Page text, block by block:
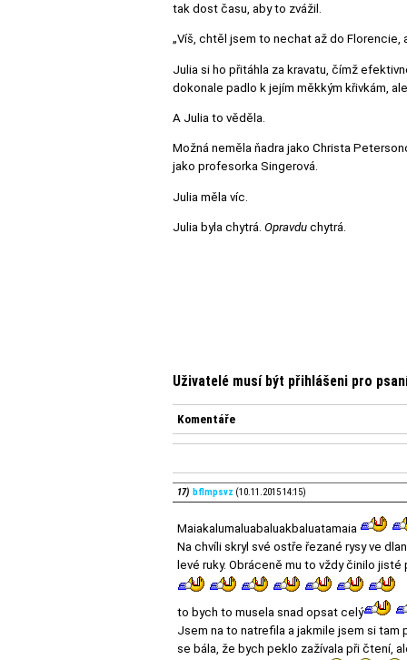
tak dost času, aby to zvážil.
„Víš, chtěl jsem to nechat až do Florencie,
Julia si ho přitáhla za kravatu, čímž
dokonale padlo k jejím měkkým křivkám,
A Julia to věděla.
Možná neměla ňadra jako Christa
jako profesorka Singerová.
Julia měla víc.
Julia byla chytrá. Opravdu chytrá.
Uživatelé musí být přihlášeni pro
Komentáře
17) bflmpsvz (10.11.2015 14:15)
Maiakalumaluabaluakbaluatamaia
Na chvíli skryl své ostře řezané rysy ve
levé ruky. Obráceně mu to vždy činilo
to bych to musela snad opsat celý
Jsem na to natrefila a jakmile jsem si
se bála, že bych peklo zažívala při čtení,